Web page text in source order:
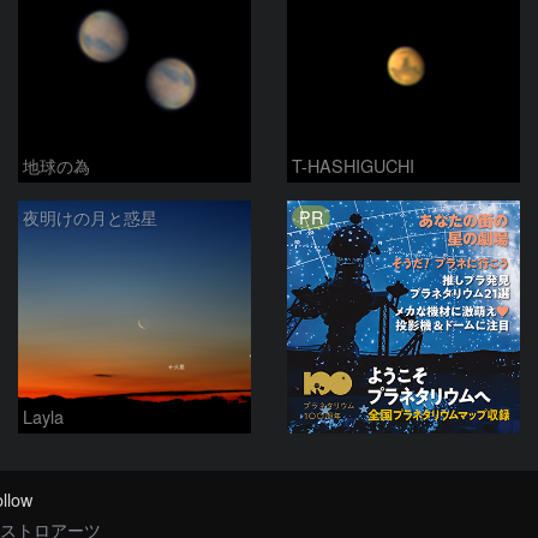
地球の為 T-HASHIGUCHI
夜明けの月と惑星
Layla
PR
トロアーツ